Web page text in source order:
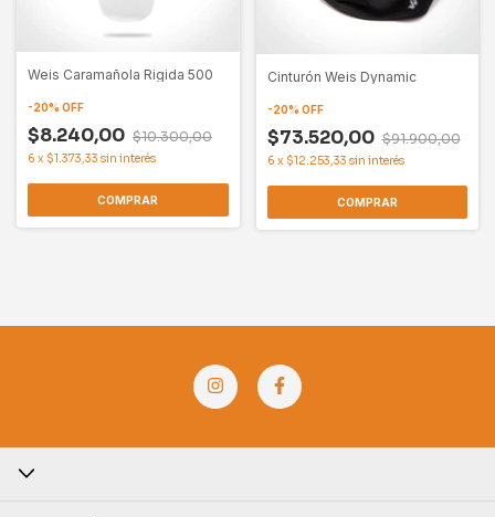
Weis Caramañola Rigida 500
-20% OFF
$8.240,00 $10.300,00
6 x $1.373,33 sin interés
Cinturón Weis Dynamic
-20% OFF
$73.520,00 $91.900,00
6 x $12.253,33 sin interés